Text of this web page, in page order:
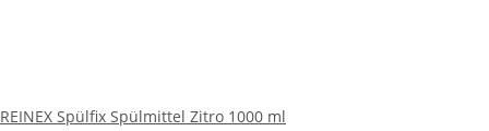
REINEX Spülfix Spülmittel Zitro 1000 ml